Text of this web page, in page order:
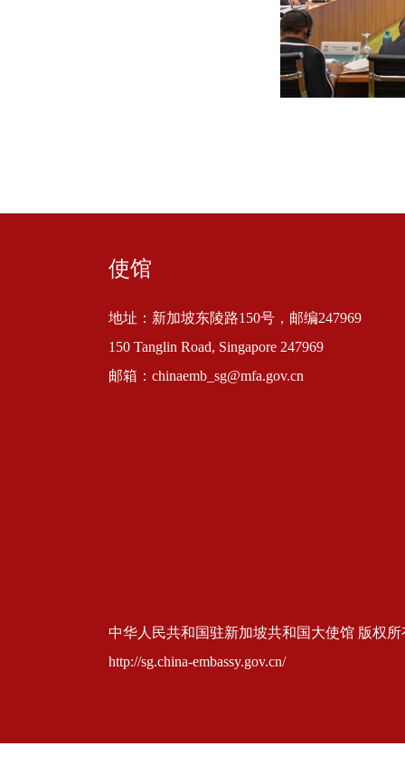
使馆
地址：新加坡东陵路150号，邮编247969
150 Tanglin Road, Singapore 247969
邮箱：chinaemb_sg@mfa.gov.cn
中华人民共和国驻新加坡共和国大使馆 版权所
http://sg.china-embassy.gov.cn/